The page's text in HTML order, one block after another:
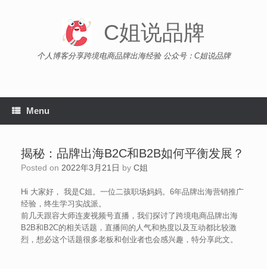
C姐说品牌
个人博客分享跨境电商品牌出海经验 公众号：C姐说品牌
Menu
揭秘：品牌出海B2C和B2B如何平衡发展？
Posted on 2022年3月21日 by C姐
Hi 大家好， 我是C姐。一位二孩职场妈妈。6年品牌出海营销推广
经验，终生学习实战派。
前几天跟容大师连麦视频号直播，我们探讨了跨境电商品牌出海
B2B和B2C的相关话题，直播间的人气和热度以及互动都比较激
烈，想必这个话题很多老板和创业者也会感兴趣，特分享此文。